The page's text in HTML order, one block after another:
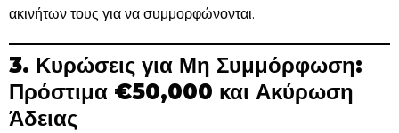
ακινήτων τους για να συμμορφώνονται.
3. Κυρώσεις για Μη Συμμόρφωση:
Πρόστιμα €50,000 και Ακύρωση
Άδειας